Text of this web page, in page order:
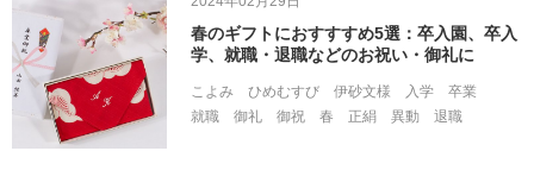
春のギフトにおすすすめ5選：卒入園、卒入
学、就職・退職などのお祝い・御礼に
こよみ ひめむすび 伊砂文様 入学
卒業
就職
御礼 御祝 春 正絹 異動 退職